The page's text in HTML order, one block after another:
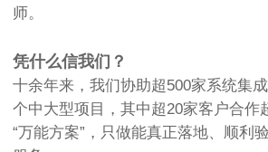
师。
凭什么信我们？
十余年来，我们协助超500家系统集
个中大型项目，其中超20家客户合作
“万能方案”，只做能真正落地、顺利